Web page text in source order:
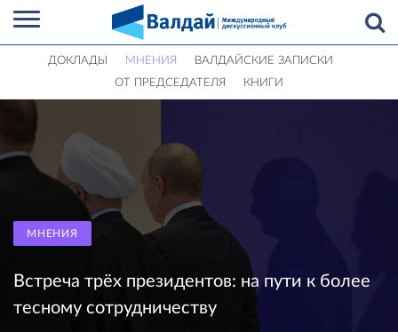
ДОКЛАДЫ МНЕНИЯ
ВАЛДАЙСКИЕ ЗАПИСКИ
ОТ ПРЕДСЕДАТЕЛЯ
КНИГИ
МНЕНИЯ
Встреча трёх президентов: на пути к более
тесному сотрудничеству